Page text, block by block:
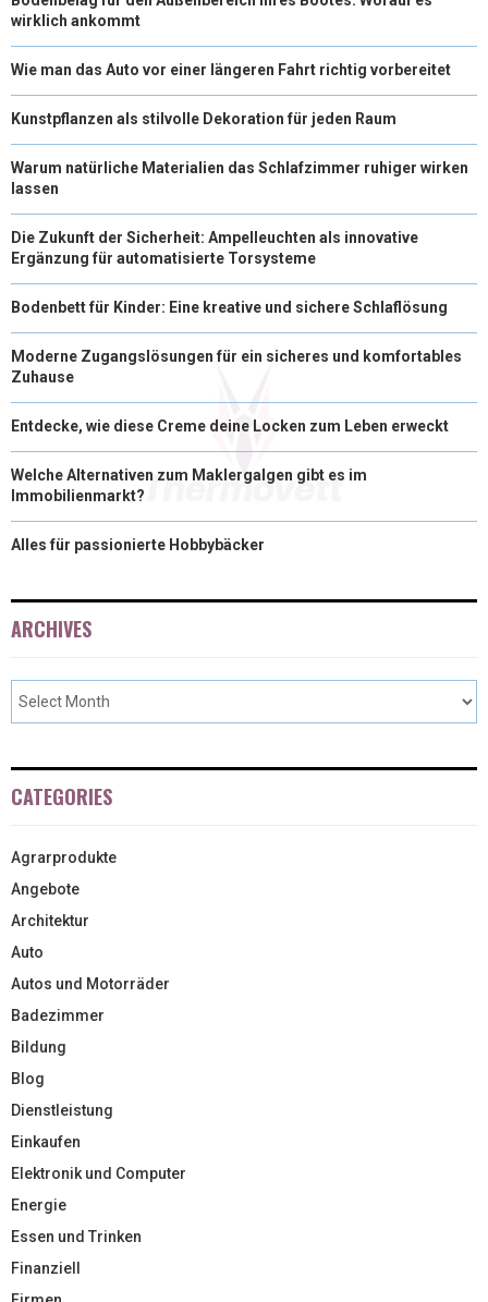
wirklich ankommt
Wie man das Auto vor einer längeren Fahrt richtig vorbereitet
Kunstpflanzen als stilvolle Dekoration für jeden Raum
Warum natürliche Materialien das Schlafzimmer ruhiger wirken
lassen
Die Zukunft der Sicherheit: Ampelleuchten als innovative
Ergänzung für automatisierte Torsysteme
Bodenbett für Kinder: Eine kreative und sichere Schlaflösung
Moderne Zugangslösungen für ein sicheres und komfortables
Zuhause
Entdecke, wie diese Creme deine Locken zum Leben erweckt
Welche Alternativen zum Maklergalgen gibt es im
Immobilienmarkt?
Alles für passionierte Hobbybäcker
ARCHIVES
CATEGORIES
Agrarprodukte
Angebote
Architektur
Auto
Autos und Motorräder
Badezimmer
Bildung
Blog
Dienstleistung
Einkaufen
Elektronik und Computer
Energie
Essen und Trinken
Finanziell